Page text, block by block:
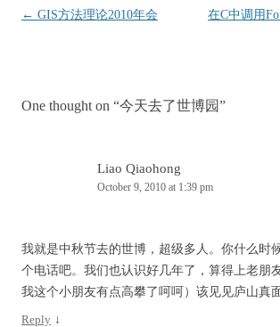
Post
← GIS方法理论2010年会
在C中调用
One thought on “今天去了世博园”
Liao Qiaohong
October 9, 2010 at 1:39 pm
我就是中秋节去的世博，超级多人。你什么时
个电话吧。我们也认识好几年了，算得上老朋
我这个小朋友有点高攀了呵呵）该见见庐山真
Reply ↓